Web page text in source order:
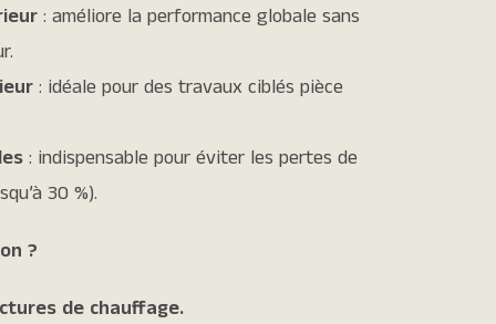
: améliore la performance globale sans
: idéale pour des travaux ciblés pièce
: indispensable pour éviter les pertes de
30 %).
?
de chauffage.